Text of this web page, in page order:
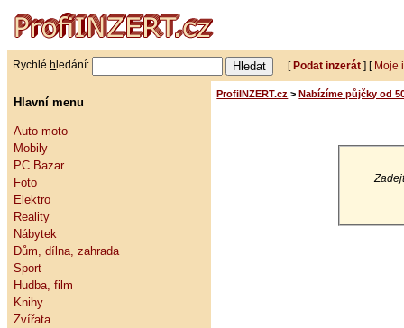
Rychlé h ledání: [Podat inzerát ] [ Moje
Hlavní menu
Auto-moto
Mobily
PC Bazar
Foto
Elektro
Reality
Nábytek
Dům, dílna, zahrada
Sport
Hudba, film
Knihy
Zvířata
ProfiINZERT.cz > Nabízíme půjčky od